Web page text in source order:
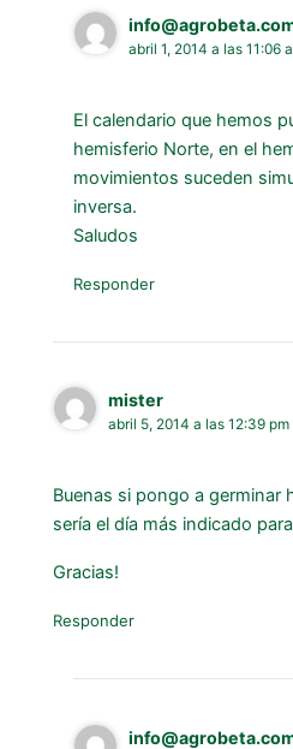
abril 1, 2014 a las 11:06
El calendario que hemos
hemisferio Norte, en el
movimientos suceden
inversa.
Saludos
Responder
mister
abril 5, 2014 a las 12:39 pm
Buenas si pongo a germinar
sería el día más indicado
Gracias!
Responder